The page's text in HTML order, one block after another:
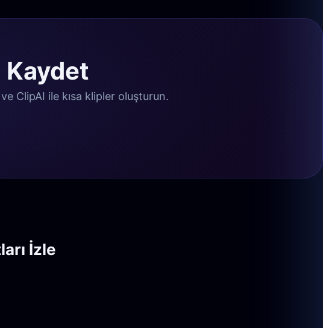
Kaydet
ClipAI ile kısa klipler oluşturun.
İzle